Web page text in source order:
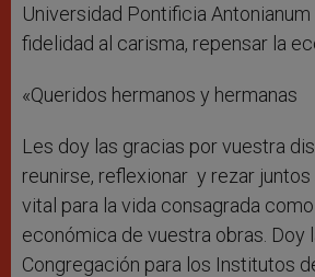
Universidad Pontificia Antonianum
fidelidad al carisma, repensar la
«Queridos hermanos y hermanas
Les doy las gracias por vuestra
reunirse, reflexionar y rezar
vital para la vida consagrada
económica de vuestra obras. Doy
Congregación para los Institutos